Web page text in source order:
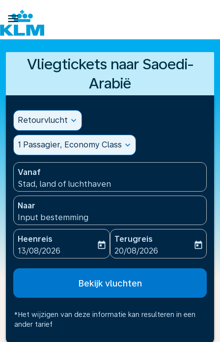

Vliegtickets naar Saoedi-
Arabië
Retourvlucht expand_more
1 Passagier, Economy Class expand_more
Vanaf
Stad, land of luchthaven
Naar
Input bestemming
Heenreis
fc-booking-departure-date-aria-label
13/08/2026
today
Terugreis
fc-booking-return-date-
20/08/2026
today
Bekijk vluchten
*Het wijzigen van deze informatie kan resulteren in een
ander tarief